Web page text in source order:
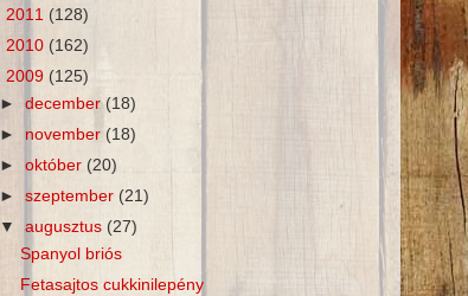
2011 (128)
2010 (162)
2009 (125)
►december (18)
► november(18)
►október (20)
►szeptember (21)
▼augusztus (27)
Spanyol briós
Fetasajtos cukkinilepény